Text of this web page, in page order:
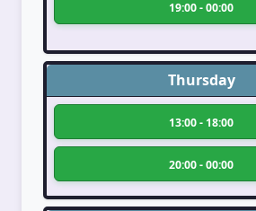
19:00 - 00:00
Thursday
13:00 - 18:00
20:00 - 00:00